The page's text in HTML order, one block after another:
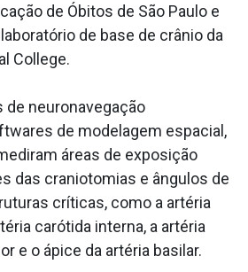
de Óbitos de São Paulo e
de base de crânio da
College.
neuronavegação
de modelagem espacial,
áreas de exposição
das craniotomias e ângulos de
críticas, como a artéria
carótida interna, a artéria
e o ápice da artéria basilar.